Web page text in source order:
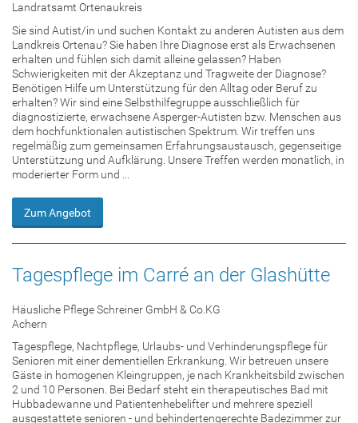
Landratsamt Ortenaukreis
Sie sind Autist/in und suchen Kontakt zu anderen Autisten aus dem
Landkreis Ortenau? Sie haben Ihre Diagnose erst als Erwachsenen
erhalten und fühlen sich damit alleine gelassen? Haben
Schwierigkeiten mit der Akzeptanz und Tragweite der Diagnose?
Benötigen Hilfe um Unterstützung für den Alltag oder Beruf zu
erhalten? Wir sind eine Selbsthilfegruppe ausschließlich für
diagnostizierte, erwachsene Asperger-Autisten bzw. Menschen aus
dem hochfunktionalen autistischen Spektrum. Wir treffen uns
regelmäßig zum gemeinsamen Erfahrungsaustausch, gegenseitige
Unterstützung und Aufklärung. Unsere Treffen werden monatlich, in
moderierter Form und ...
Zum Angebot
Tagespflege im Carré an der Glashütte
Häusliche Pflege Schreiner GmbH & Co.KG
Achern
Tagespflege, Nachtpflege, Urlaubs- und Verhinderungspflege für
Senioren mit einer dementiellen Erkrankung. Wir betreuen unsere
Gäste in homogenen Kleingruppen, je nach Krankheitsbild zwischen
2 und 10 Personen. Bei Bedarf steht ein therapeutisches Bad mit
Hubbadewanne und Patientenhebelifter und mehrere speziell
ausgestattete senioren - und behindertengerechte Badezimmer zur